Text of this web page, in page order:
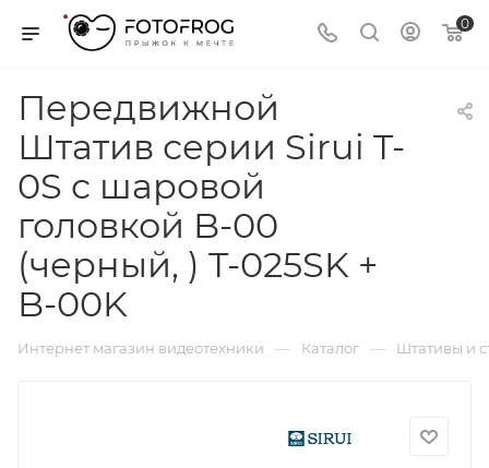
0
Передвижной
Штатив серии Sirui T-
0S с шаровой
головкой B-00
(черный, ) T-025SK +
B-00K
Интернет магазин видеотехники — Каталог — Штативы и